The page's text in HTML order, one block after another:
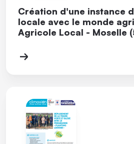
Création d'une instance
locale avec le monde
Agricole Local - Moselle